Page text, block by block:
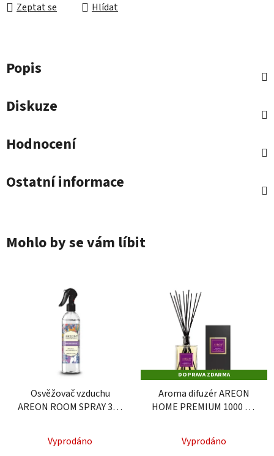
Zeptat se Hlídat
Popis
Diskuze
Hodnocení
Ostatní informace
Mohlo by se vám líbit
Osvěžovač vzduchu
AREON ROOM SPRAY 300
Vanilla
hodnocení
Vyprodáno
DOPRAVA ZDARMA
Aroma difuzér AREON
HOME PREMIUM 1000 ml
Vanilla
Vyprodáno